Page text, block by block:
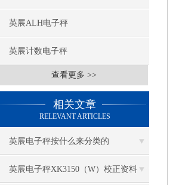
英展ALH电子秤
英展计数电子秤
查看更多 >>
相关文章
RELEVANT ARTICLES
英展电子秤按什么来分类的
英展电子秤XK3150（W）校正资料